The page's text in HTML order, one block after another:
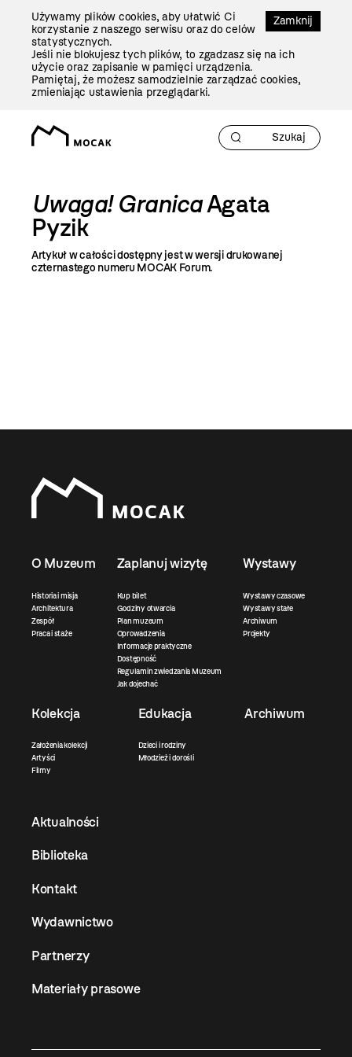
Zamknij
Używamy plików cookies, aby ułatwić Ci
korzystanie z naszego serwisu oraz do celów
statystycznych.
Jeśli nie blokujesz tych plików, to zgadzasz się na ich
użycie oraz zapisanie w pamięci urządzenia.
Pamiętaj, że możesz samodzielnie zarządzać cookies,
zmieniając ustawienia przeglądarki.
Uwaga! GranicaAgata
Pyzik
Artykuł w całości dostępny jest w wersji drukowanej
czternastego numeru MOCAK Forum.
O Muzeum
Historia i misja
Architektura
Zespół
Praca i staże
Zaplanuj wizytę
Kup bilet
Godziny otwarcia
Plan muzeum
Oprowadzenia
Informacje praktyczne
Dostępność
Regulamin zwiedzania Muzeum
Jak dojechać
Wystawy
Wystawy czasowe
Wystawy stałe
Archiwum
Projekty
Kolekcja
Założenia kolekcji
Artyści
Filmy
Edukacja
Dzieci i rodziny
Młodzież i dorośli
Archiwum
Aktualności
Biblioteka
Kontakt
Wydawnictwo
Partnerzy
Materiały prasowe